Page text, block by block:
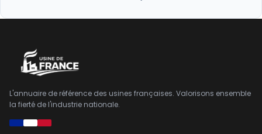
L'annuaire de référence des usines françaises. Valorisons ensemble
la fierté de l'industrie nationale.